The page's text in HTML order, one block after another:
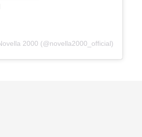
2000 (@novella2000_official)